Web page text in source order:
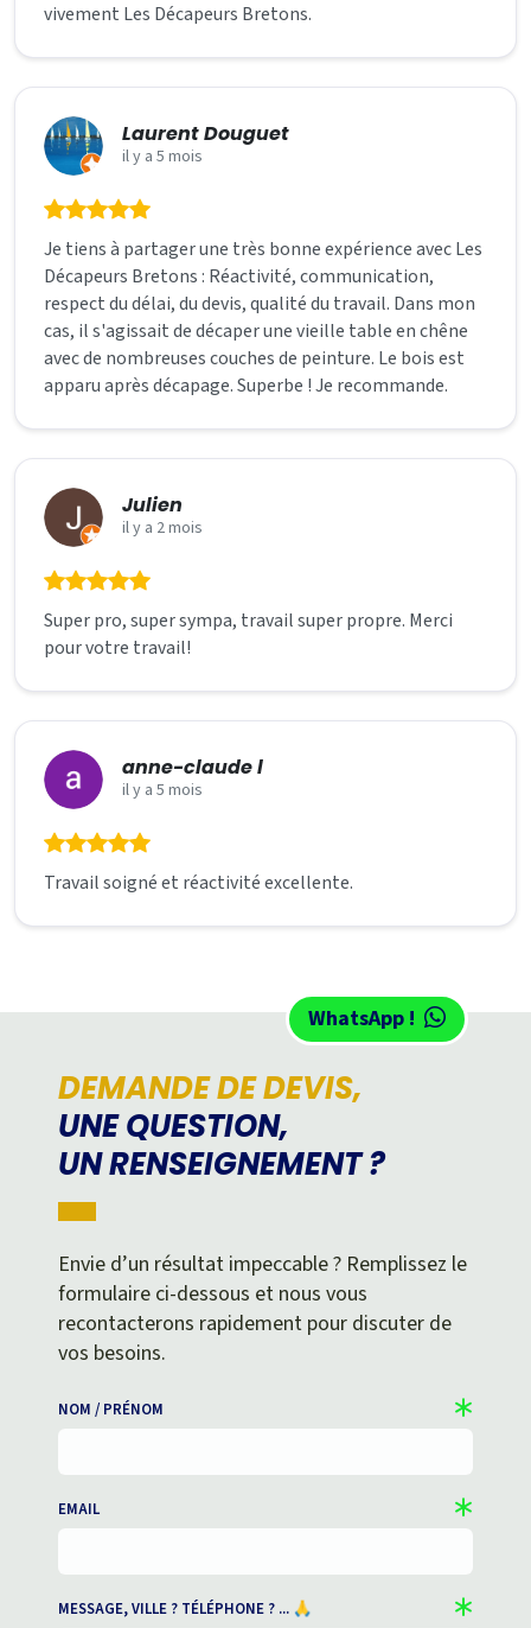
vivement Les Décapeurs Bretons.
Laurent Douguet
il y a 5 mois
Je tiens à partager une très bonne expérience avec Les
Décapeurs Bretons : Réactivité, communication,
respect du délai, du devis, qualité du travail. Dans mon
cas, il s'agissait de décaper une vieille table en chêne
avec de nombreuses couches de peinture. Le bois est
apparu après décapage. Superbe ! Je recommande.
Julien
il y a 2 mois
Super pro, super sympa, travail super propre. Merci
pour votre travail!
anne-claude l
il y a 5 mois
Travail soigné et réactivité excellente.
DEMANDE DE DEVIS,
UNE QUESTION,
UN RENSEIGNEMENT ?
WhatsApp !
Envie d’un résultat impeccable ? Remplissez le
formulaire ci-dessous et nous vous
recontacterons rapidement pour discuter de
vos besoins.
NOM / PRÉNOM
EMAIL
MESSAGE, VILLE ? TÉLÉPHONE ? ... 🙏